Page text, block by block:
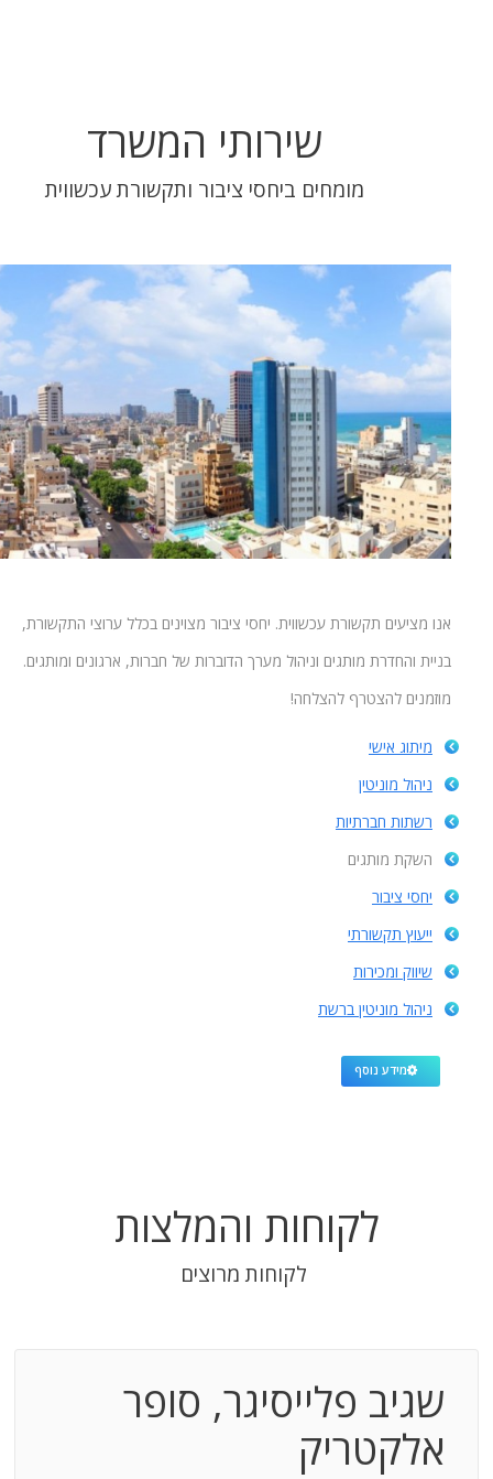
שירותי המשרד
מומחים ביחסי ציבור ותקשורת עכשווית
אנו מציעים תקשורת עכשווית. יחסי ציבור מצוינים בכלל ערוצי התקשורת,
בניית והחדרת מותגים וניהול מערך הדוברות של חברות, ארגונים ומותגים.
מוזמנים להצטרף להצלחה!
מיתוג אישי
ניהול מוניטין
רשתות חברתיות
השקת מותגים
יחסי ציבור
ייעוץ תקשורתי
שיווק ומכירות
ניהול מוניטין ברשת
מידע נוסף
לקוחות והמלצות
לקוחות מרוצים
שגיב פלייסיגר, סופר
אלקטריק